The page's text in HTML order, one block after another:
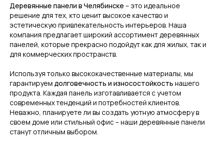
Деревянные панели в Челябинске – это идеальное
решение для тех, кто ценит высокое качество и
эстетическую привлекательность интерьеров. Наша
компания предлагает широкий ассортимент деревянных
панелей, которые прекрасно подойдут как для жилых, так и
для коммерческих пространств.
Используя только высококачественные материалы, мы
гарантируем долговечность и износостойкость нашего
продукта. Каждая панель изготавливается с учетом
современных тенденций и потребностей клиентов.
Неважно, планируете ли вы создать уютную атмосферу в
своем доме или стильный офис – наши деревянные панели
станут отличным выбором.